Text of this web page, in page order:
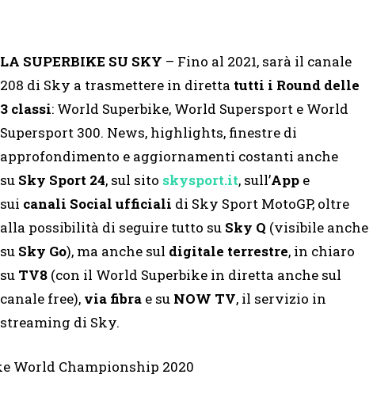
LA SUPERBIKE SU SKY – Fino al 2021, sarà il canale
208 di Sky a trasmettere in diretta tutti i Round delle
3 classi: World Superbike, World Supersport e World
Supersport 300. News, highlights, finestre di
approfondimento e aggiornamenti costanti anche
su Sky Sport 24, sul sito skysport.it, sull’App e
sui canali Social ufficiali di Sky Sport MotoGP, oltre
alla possibilità di seguire tutto su Sky Q (visibile anche
su Sky Go), ma anche sul digitale terrestre, in chiaro
su TV8 (con il World Superbike in diretta anche sul
canale free), via fibra e su NOW TV, il servizio in
streaming di Sky.
World Championship 2020